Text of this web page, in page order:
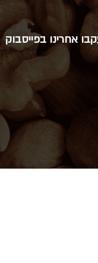
אחרינו בפייסבוק